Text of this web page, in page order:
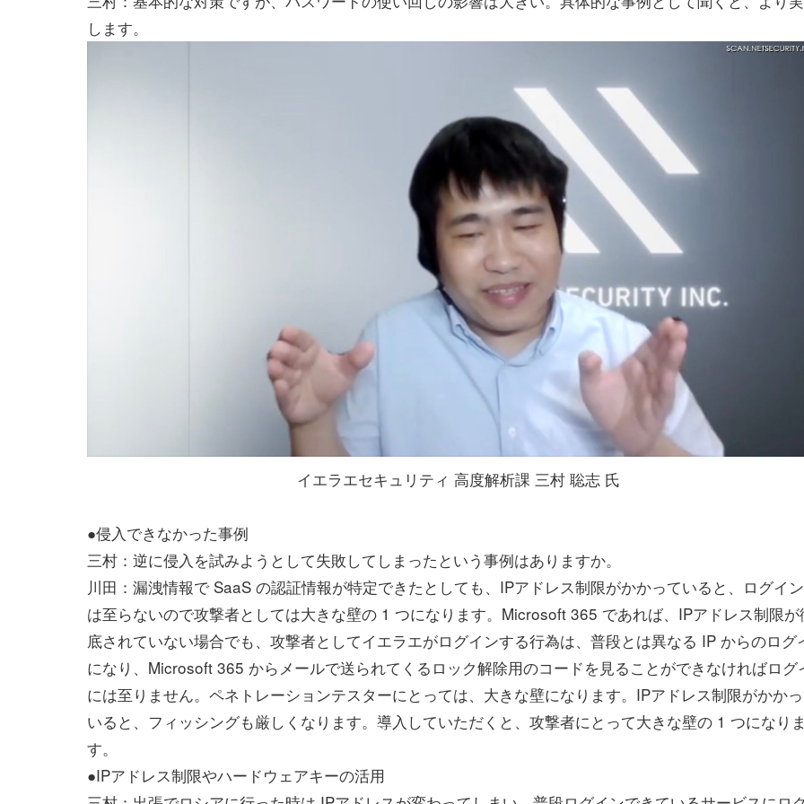
します。
イエラエセキュリティ 高度解析課 三村 聡志 氏
●侵入できなかった事例
三村：逆に侵入を試みようとして失敗してしまったという事例はありますか。
川田：漏洩情報で SaaS の認証情報が特定できたとしても、IPアドレス制限がかかっていると、ログイ
は至らないので攻撃者としては大きな壁の 1 つになります。Microsoft 365 であれば、IPアドレス制限が
底されていない場合でも、攻撃者としてイエラエがログインする行為は、普段とは異なる IP からのログ
になり、Microsoft 365 からメールで送られてくるロック解除用のコードを見ることができなければログ
には至りません。ペネトレーションテスターにとっては、大きな壁になります。IPアドレス制限がかか
いると、フィッシングも厳しくなります。導入していただくと、攻撃者にとって大きな壁の 1 つになり
す。
●IPアドレス制限やハードウェアキーの活用